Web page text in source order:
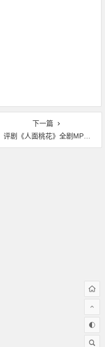
下一篇
评剧《人面桃花》全剧MP3下载